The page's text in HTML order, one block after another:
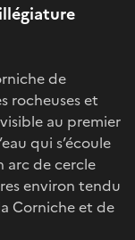
de
rocheuses et
au premier
qui s’écoule
arc de cercle
environ tendu
Corniche et de